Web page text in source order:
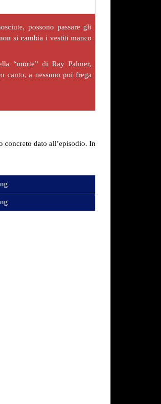
possono passare gli
si cambia i vestiti manco
“morte” di Ray Palmer,
canto, a nessuno poi frega
concreto dato all’episodio. In